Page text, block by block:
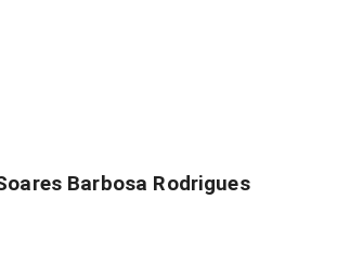
Barbosa Rodrigues